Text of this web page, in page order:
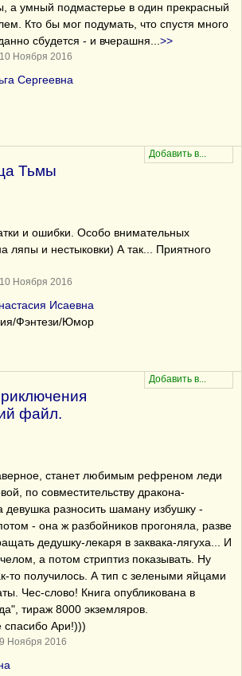
а умный подмастерье в один прекрасный
Кто бы мог подумать, что спустя много
сбудется - и вчерашня
>>
Ноября 2016
Сергеевна
Тьмы
и ошибки. Особо внимательных
ляпы и нестыковки) А так... Приятного
Ноября 2016
Исаевна
Фэнтези/Юмор
файл.
станет любимым рефреном леди
по совместительству дракона-
девушка разносить шаману избушку -
- она ж разбойников прогоняла, разве
дедушку-лекаря в заквака-лягуха... И
а потом стриптиз показывать. Ну
то получилось. А тип с зелеными яйцами
Чес-слово! Книга опубликована в
тираж 8000 экземляров.
спасибо Ари!)))
Ноября 2016